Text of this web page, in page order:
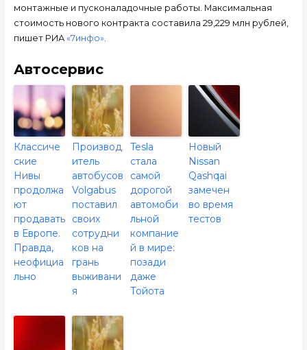
монтажные и пусконаладочные работы. Максимальная
стоимость нового контракта составила 29,229 млн рублей,
пишет РИА «7инфо».
Автосервис
Классиче
ские
Нивы
продолжа
ют
продавать
в Европе.
Правда,
неофициа
льно
Производ
итель
автобусов
Volgabus
поставил
своих
сотрудни
ков на
грань
выживани
я
Tesla
стала
самой
дорогой
автомоби
льной
компание
й в мире:
позади
даже
Тойота
Новый
Nissan
Qashqai
замечен
во время
тестов